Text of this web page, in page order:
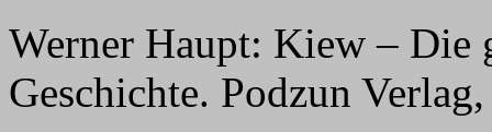
Werner Haupt: Kiew – Die
Geschichte. Podzun